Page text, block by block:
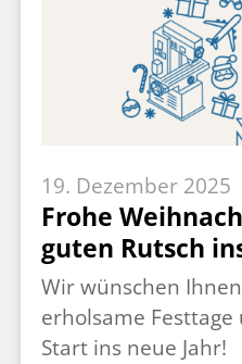
19. Dezember 2025
Frohe
guten Rutsch
Wir wünschen
erholsame
Start ins neue Jahr!